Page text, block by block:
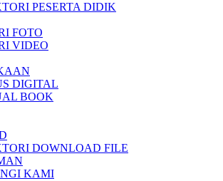
PESERTA DIDIK
FOTO
VIDEO
DIGITAL
BOOK
DOWNLOAD FILE
KAMI